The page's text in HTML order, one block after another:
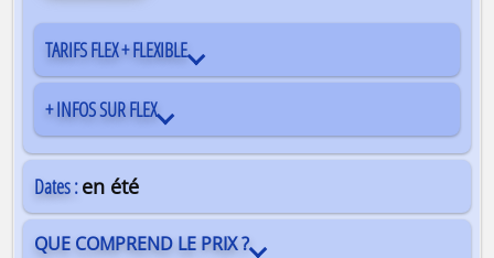
TARIFS FLEX + FLEXIBLE
+ INFOS SUR FLEX
Dates :en été
QUE COMPREND LE PRIX ?